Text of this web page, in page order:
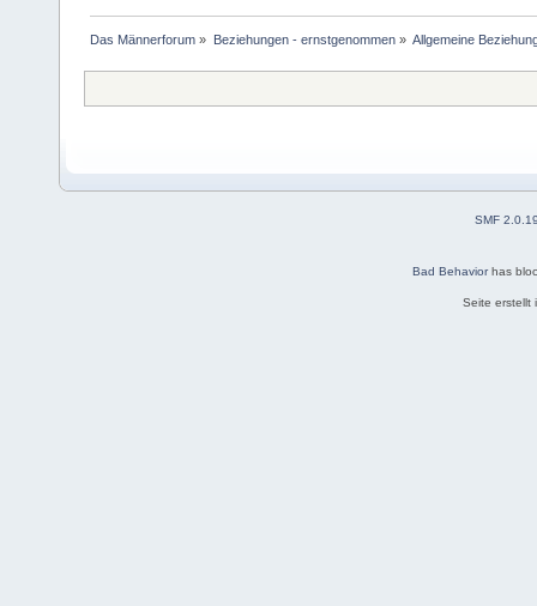
Das Männerforum » Beziehungen - ernstgenommen» Allgemeine
SMF
Bad Behaviorhas
Seite erstellt